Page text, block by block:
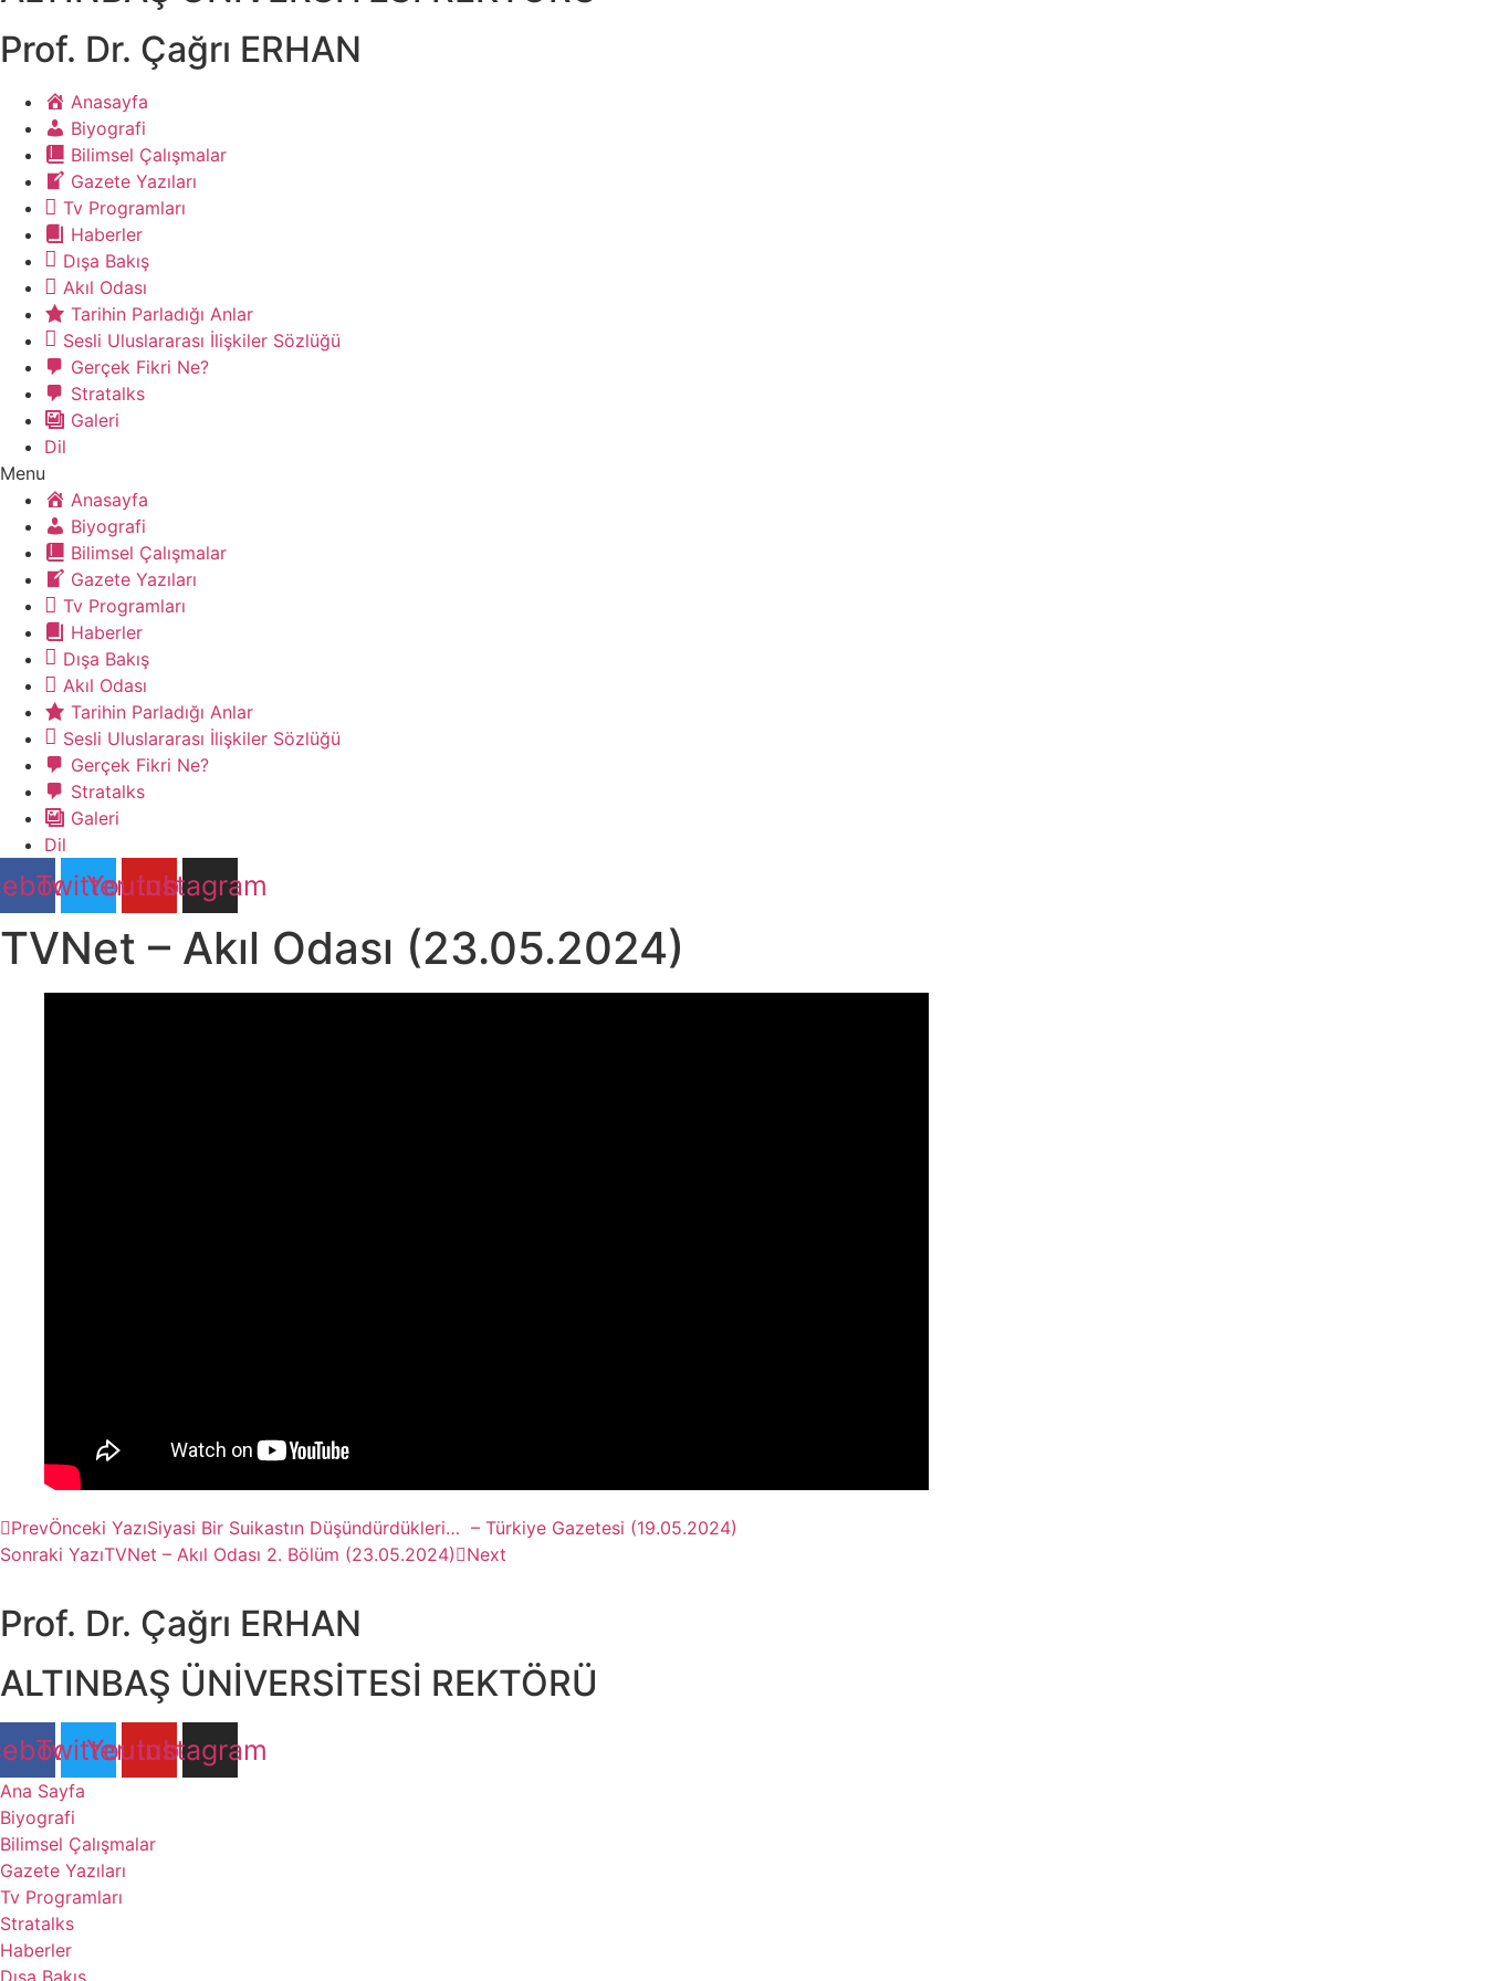
Prof. Dr. Çağrı ERHAN
Anasayfa
Biyografi
Bilimsel Çalışmalar
Gazete Yazıları
Tv Programları
Haberler
Dışa Bakış
Akıl Odası
Tarihin Parladığı Anlar
Sesli Uluslararası İlişkiler Sözlüğü
Gerçek Fikri Ne?
Stratalks
Galeri
Dil
Menu
Anasayfa
Biyografi
Bilimsel Çalışmalar
Gazete Yazıları
Tv Programları
Haberler
Dışa Bakış
Akıl Odası
Tarihin Parladığı Anlar
Sesli Uluslararası İlişkiler Sözlüğü
Gerçek Fikri Ne?
Stratalks
Galeri
Dil
TwitterYoutube
Instagram
TVNet – Akıl Odası (23.05.2024)
PrevÖnceki YazıSiyasi Bir Suikastın Düşündürdükleri… – Türkiye Gazetesi (19.05.2024)
Sonraki YazıTVNet – Akıl Odası 2. Bölüm (23.05.2024) Next
Prof. Dr. Çağrı ERHAN
ALTINBAŞ ÜNİVERSİTESİ REKTÖRÜ
TwitterYoutube
Instagram
Ana Sayfa
Biyografi
Bilimsel Çalışmalar
Gazete Yazıları
Tv Programları
Stratalks
Haberler
Dışa Bakış